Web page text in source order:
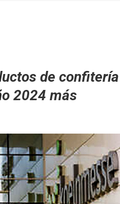
de confitería
2024 más